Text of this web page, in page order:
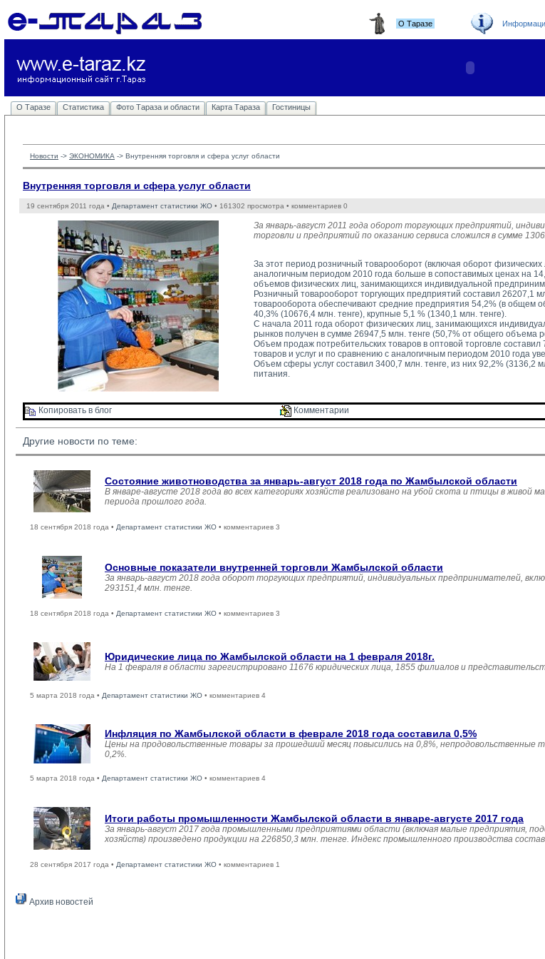
О Таразе
О Таразе Статистика Фото Тараза и области Карта Тараза Гостиницы
Новости -> ЭКОНОМИКА -> Внутренняя торговля и сфера услуг области
Внутренняя торговля и сфера услуг области
19 сентября 2011 года • Департамент статистики ЖО • 161302 просмотра • комментариев 0
За январь-август 2011 года оборот торгующих предприятий,
торговли и предприятий по оказанию сервиса сложился в сумме
За этот период розничный товарооборот (включая оборот
аналогичным периодом 2010 года больше в сопоставимых ценах на
объемов физических лиц, занимающихся индивидуальной
Розничный товарооборот торгующих предприятий составил 26207,1
товарооборота обеспечивают средние предприятия 54,2% (в общем
40,3% (10676,4 млн. тенге), крупные 5,1 % (1340,1 млн. тенге).
С начала 2011 года оборот физических лиц, занимающихся
рынков получен в сумме 26947,5 млн. тенге (50,7% от общего объема
Объем продаж потребительских товаров в оптовой торговле
товаров и услуг и по сравнению с аналогичным периодом 2010 года
Объем сферы услуг составил 3400,7 млн. тенге, из них 92,2% (3136,2
питания.
Копировать в блог Комментарии
Другие новости по теме:
Состояние животноводства за январь-август 2018 года по Жамбылской области
В январе-августе 2018 года во всех категориях хозяйств реализовано на убой скота и птицы в живой
периода прошлого года.
18 сентября 2018 года • Департамент статистики ЖО • комментариев 3
Основные показатели внутренней торговли Жамбылской области
За январь-август 2018 года оборот торгующих предприятий, индивидуальных предпринимателей,
293151,4 млн. тенге.
18 сентября 2018 года • Департамент статистики ЖО • комментариев 3
Юридические лица по Жамбылской области на 1 февраля 2018г.
На 1 февраля в области зарегистрировано 11676 юридических лица, 1855 филиалов и
5 марта 2018 года • Департамент статистики ЖО • комментариев 4
Инфляция по Жамбылской области в феврале 2018 года составила 0,5%
Цены на продовольственные товары за прошедший месяц повысились на 0,8%, непродовольственные
0,2%.
5 марта 2018 года • Департамент статистики ЖО • комментариев 4
Итоги работы промышленности Жамбылской области в январе-августе 2017 года
За январь-август 2017 года промышленными предприятиями области (включая малые предприятия,
хозяйств) произведено продукции на 226850,3 млн. тенге. Индекс промышленного производства
28 сентября 2017 года • Департамент статистики ЖО • комментариев 1
Архив новостей